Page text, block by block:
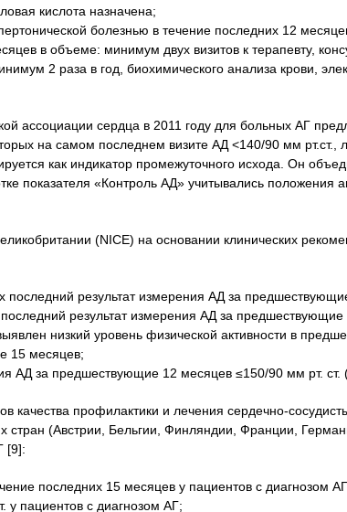
кислота назначена;
болезнью в течение последних 12
в объеме: минимум двух визитов к терапевту,
2 раза в год, биохимического анализа крови,
ассоциации сердца в 2011 году для больных АГ
на самом последнем визите АД <140/90 мм
как индикатор промежуточного исхода. Он
показателя «Контроль АД» учитывались положения
(NICE) на основании клинических
последний результат измерения АД за
результат измерения АД за
низкий уровень физической активности в
15 месяцев;
АД за предшествующие 12 месяцев ≤150/90 мм рт. ст.
качества профилактики и лечения сердечно-
стран (Австрии, Бельгии, Финляндии, Франции,
[9]:
последних 15 месяцев у пациентов с диагнозом
у пациентов с диагнозом АГ;